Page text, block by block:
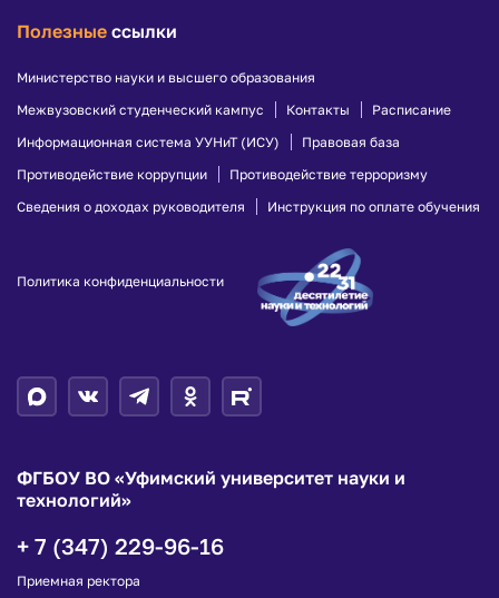
Полезные ссылки
Министерство науки и высшего образования
Межвузовский студенческий кампус
Контакты
Расписание
Информационная система УУНиТ (ИСУ)
Правовая база
Противодействие коррупции
Противодействие терроризму
Сведения о доходах руководителя
Инструкция по оплате обучения
Политика конфиденциальности
ФГБОУ ВО «Уфимский университет науки и
технологий»
+ 7 (347) 229-96-16
Приемная ректора